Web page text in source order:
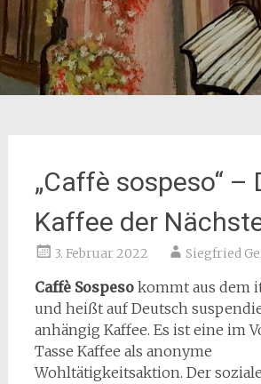
„Caffè sospeso“ –
Kaffee der
3. Februar 2022 Siegfried
Caffè Sospesokommt aus dem
und heißt auf Deutsch
anhängig Kaffee. Es ist eine im
Tasse Kaffee als anonyme
Wohltätigkeitsaktion. Der